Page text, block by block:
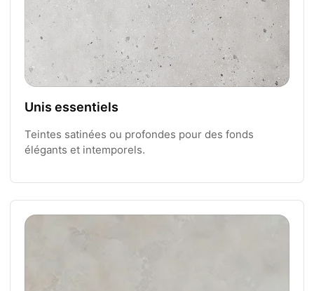
Unis essentiels
Teintes satinées ou profondes pour des fonds
élégants et intemporels.